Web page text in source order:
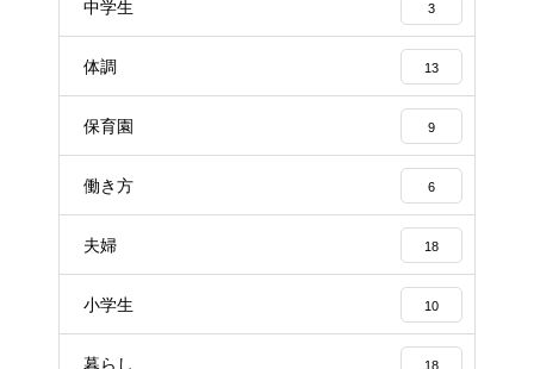
中学生 3
体調 13
保育園 9
働き方 6
夫婦 18
小学生 10
暮らし 18